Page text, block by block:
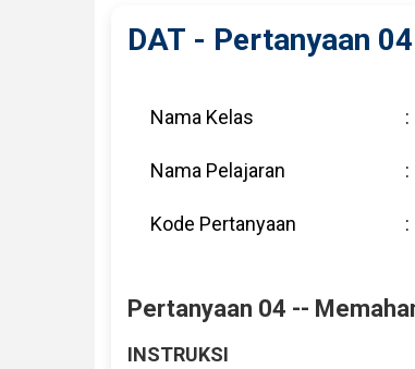
DAT - Pertanyaan 04
Nama Kelas :
Nama Pelajaran :
Kode Pertanyaan :
Pertanyaan 04 --
INSTRUKSI